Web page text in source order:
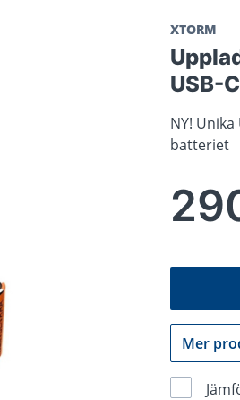
XTORM
USB-C
NY!
batteriet
Mer